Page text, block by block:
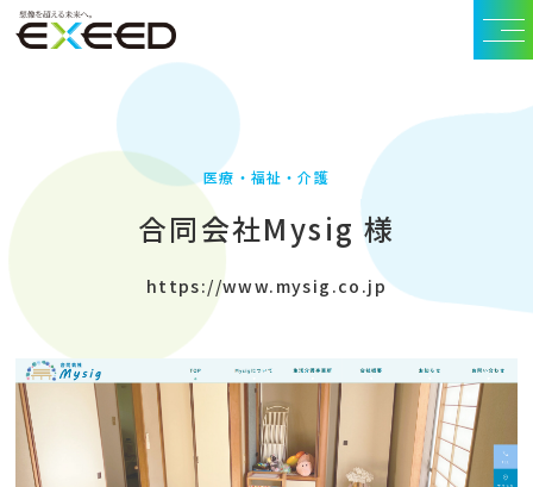
医療・福祉・介護
合同会社Mysig 様
https://www.mysig.co.jp